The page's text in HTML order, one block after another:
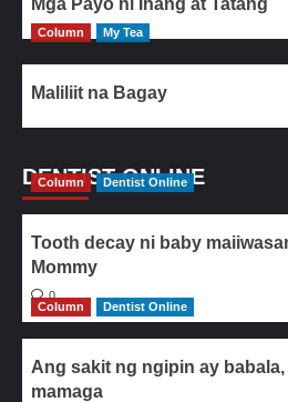
Mga Payo ni Inang at Tatang
Column My Tea
Maliliit na Bagay
DENTIST ONLINE
Column Dentist Online
Tooth decay ni baby
Mommy
0
Column
Dentist Online
Ang sakit ng ngipin ay
mamaga